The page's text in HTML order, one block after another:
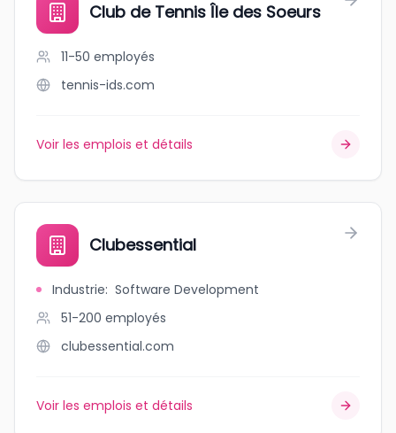
Club de Tennis Île des Soeurs
11-50 employés
tennis-ids.com
Voir les emplois et détails
Clubessential
Industrie: Software Development
51-200 employés
clubessential.com
Voir les emplois et détails